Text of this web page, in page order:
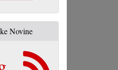
Novine